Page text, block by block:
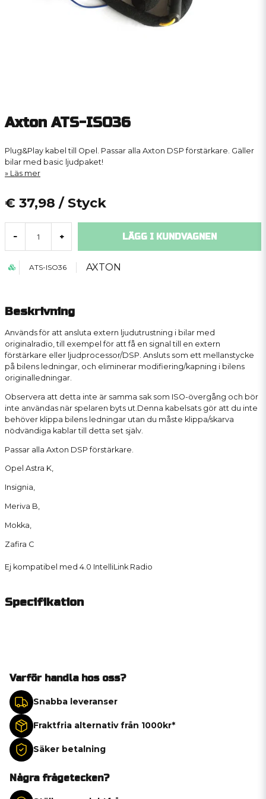
Axton ATS-ISO36
Plug&Play kabel till Opel. Passar alla Axton DSP förstärkare. Gäller
bilar med basic ljudpaket!
Läs mer
€ 37,98 / Styck
- + LÄGG I KUNDVAGNEN
ATS-ISO36 AXTON
Beskrivning
Används för att ansluta extern ljudutrustning i bilar med
originalradio, till exempel för att få en signal till en extern
förstärkare eller ljudprocessor/DSP. Ansluts som ett mellanstycke
på bilens ledningar, och eliminerar modifiering/kapning i bilens
originalledningar.
Observera att detta inte är samma sak som ISO-övergång och bör
inte användas när spelaren byts ut.Denna kabelsats gör att du inte
behöver klippa bilens ledningar utan du måste klippa/skarva
nödvändiga kablar till detta set själv.
Passar alla Axton DSP förstärkare.
Opel Astra K,
Insignia,
Meriva B,
Mokka,
Zafira C
Ej kompatibel med 4.0 IntelliLink Radio
Specifikation
Varför handla hos oss?
Snabba leveranser
Fraktfria alternativ från 1000kr*
Säker betalning
Några frågetecken?